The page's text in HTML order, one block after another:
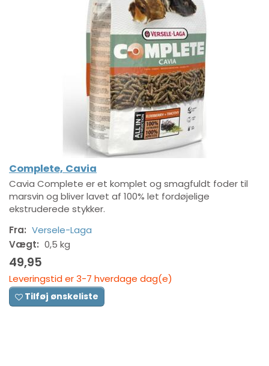
Complete, Cavia
Cavia Complete er et komplet og smagfuldt foder til
marsvin og bliver lavet af 100% let fordøjelige
ekstruderede stykker.
Fra: Versele-Laga
Vægt: 0,5 kg
49,95
Leveringstid er 3-7 hverdage dag(e)
Tilføj ønskeliste